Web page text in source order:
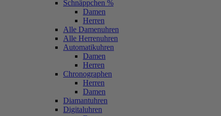
Schnäppchen %
Damen
Herren
Alle Damenuhren
Alle Herrenuhren
Automatikuhren
Damen
Herren
Chronographen
Herren
Damen
Diamantuhren
Digitaluhren